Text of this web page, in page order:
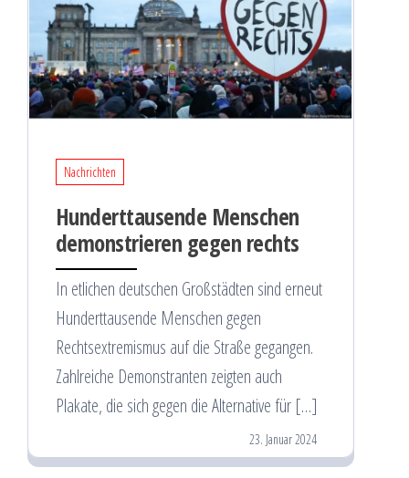
Nachrichten
Hunderttausende Menschen
demonstrieren gegen rechts
In etlichen deutschen Großstädten sind erneut
Hunderttausende Menschen gegen
Rechtsextremismus auf die Straße gegangen.
Zahlreiche Demonstranten zeigten auch
Plakate, die sich gegen die Alternative für […]
23. Januar 2024